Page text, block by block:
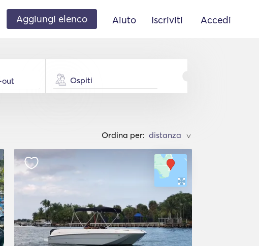
Aggiungi elenco Aiuto Iscriviti Accedi
Ospiti
Ordina per: >